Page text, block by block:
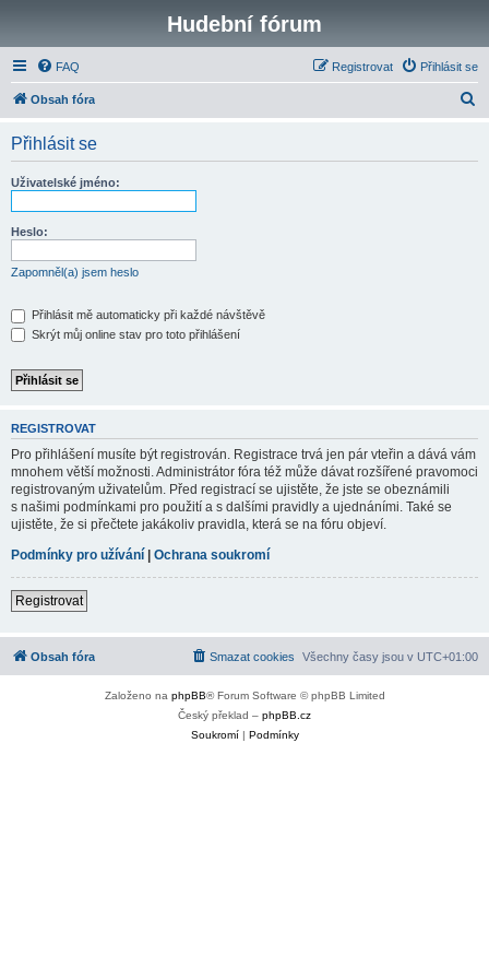
Hudební fórum
FAQ Přihlásit se
Registrovat
Obsah fóra
Přihlásit se
Uživatelské jméno:
Heslo:
Zapomněl(a) jsem heslo
Přihlásit mě automaticky při každé návštěvě
Skrýt můj online stav pro toto přihlášení
REGISTROVAT
Pro přihlášení musíte být registrován. Registrace trvá jen pár vteřin a dává vám
mnohem větší možnosti. Administrátor fóra též může dávat rozšířené pravomoci
registrovaným uživatelům. Před registrací se ujistěte, že jste se obeznámili
s našimi podmínkami pro použití a s dalšími pravidly a ujednáními. Také se
ujistěte, že si přečtete jakákoliv pravidla, která se na fóru objeví.
Podmínky pro užívání | Ochrana soukromí
Registrovat
Obsah fóra Všechny časy jsou v UTC+01:00
Smazat cookies
Založeno na phpBB® Forum Software © phpBB Limited
Český překlad – phpBB.cz
Soukromí| Podmínky